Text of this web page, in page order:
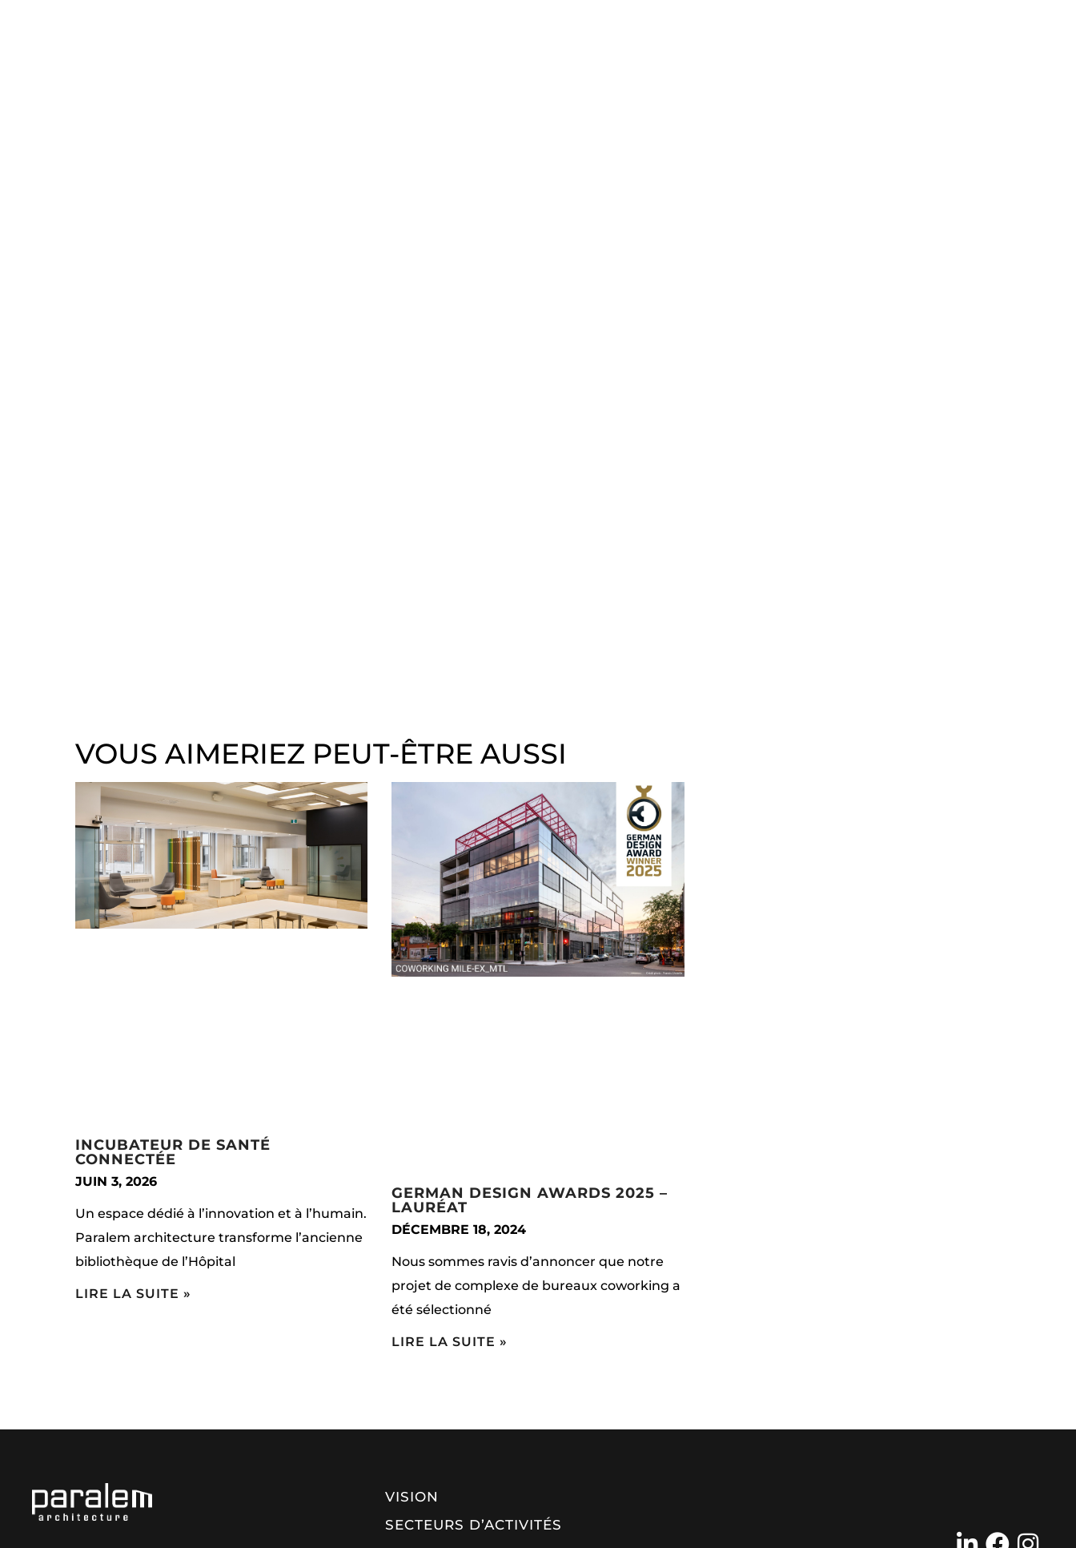
VOUS AIMERIEZ PEUT-ÊTRE AUSSI
INCUBATEUR DE SANTÉ
CONNECTÉE
JUIN 3, 2026
Un espace dédié à l’innovation et à l’humain.
Paralem architecture transforme l’ancienne
bibliothèque de l’Hôpital
LIRE LA SUITE »
GERMAN DESIGN AWARDS 2025 –
LAURÉAT
DÉCEMBRE 18, 2024
Nous sommes ravis d’annoncer que notre
projet de complexe de bureaux coworking a
été sélectionné
LIRE LA SUITE »
VISION
SECTEURS D’ACTIVITÉS